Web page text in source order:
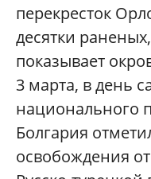
перекресток
десятки
показывает
3 марта, в день
национального
Болгария
освобождения